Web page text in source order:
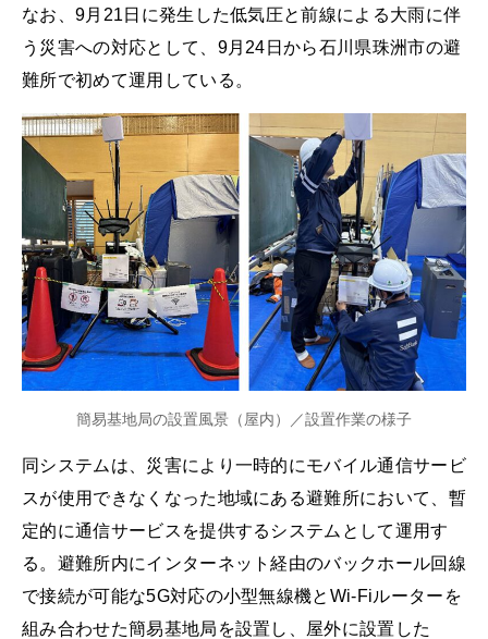
なお、9月21日に発生した低気圧と前線による大雨に伴
う災害への対応として、9月24日から石川県珠洲市の避
難所で初めて運用している。
簡易基地局の設置風景（屋内）／設置作業の様子
同システムは、災害により一時的にモバイル通信サービ
スが使用できなくなった地域にある避難所において、暫
定的に通信サービスを提供するシステムとして運用す
る。避難所内にインターネット経由のバックホール回線
で接続が可能な5G対応の小型無線機とWi-Fiルーターを
組み合わせた簡易基地局を設置し、屋外に設置した